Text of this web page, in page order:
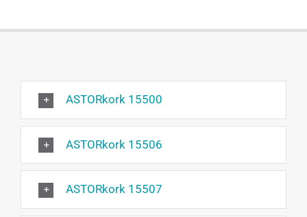
ASTORkork 15500
ASTORkork 15506
ASTORkork 15507